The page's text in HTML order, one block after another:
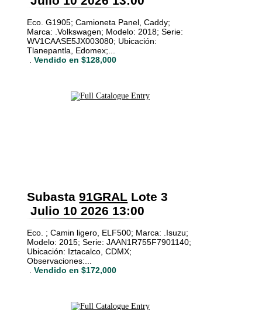
Eco. G1905; Camioneta Panel, Caddy;
Marca: .Volkswagen; Modelo: 2018; Serie:
WV1CAASE5JX003080; Ubicación:
Tlanepantla, Edomex;...
Vendido en $128,000
Subasta 91GRAL Lote 3
Julio 10 2026 13:00
Eco. ; Camin ligero, ELF500; Marca: .Isuzu;
Modelo: 2015; Serie: JAAN1R755F7901140;
Ubicación: Iztacalco, CDMX;
Observaciones:...
Vendido en $172,000